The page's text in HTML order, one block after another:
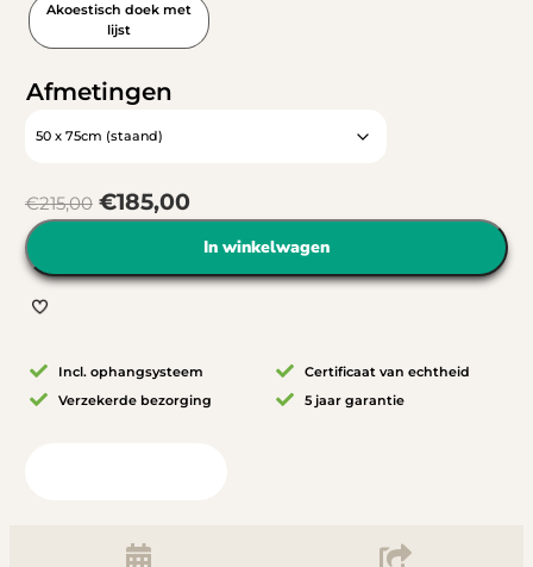
Akoestisch doek met
lijst
Afmetingen
€215,00 €185,00
In winkelwagen
Incl. ophangsysteem
Verzekerde bezorging
Certificaat van echtheid
5 jaar garantie